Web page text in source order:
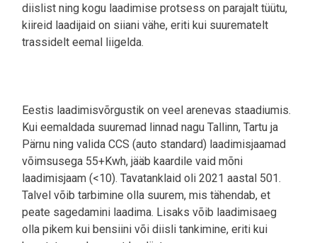
diislist ning kogu laadimise protsess on parajalt tüütu,
kiireid laadijaid on siiani vähe, eriti kui suurematelt
trassidelt eemal liigelda.
Eestis laadimisvõrgustik on veel arenevas staadiumis.
Kui eemaldada suuremad linnad nagu Tallinn, Tartu ja
Pärnu ning valida CCS (auto standard) laadimisjaamad
võimsusega 55+Kwh, jääb kaardile vaid mõni
laadimisjaam (<10). Tavatanklaid oli 2021 aastal 501.
Talvel võib tarbimine olla suurem, mis tähendab, et
peate sagedamini laadima. Lisaks võib laadimisaeg
olla pikem kui bensiini või diisli tankimine, eriti kui